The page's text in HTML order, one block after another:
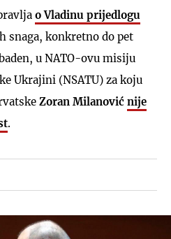
o Vladinu prijedlogu
snaga, konkretno do pet
u NATO-ovu misiju
Ukrajini (NSATU) za koju
Zoran Milanović nije
.